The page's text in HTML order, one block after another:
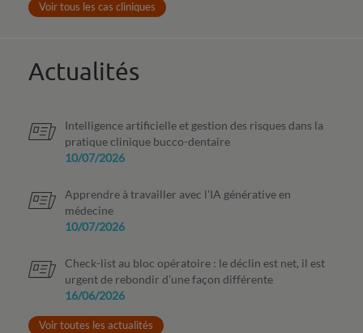
Voir tous les cas cliniques
Actualités
Intelligence artificielle et gestion des risques dans la
pratique clinique bucco-dentaire
10/07/2026
Apprendre à travailler avec l'IA générative en
médecine
10/07/2026
Check-list au bloc opératoire : le déclin est net, il est
urgent de rebondir d’une façon différente
16/06/2026
Voir toutes les actualités